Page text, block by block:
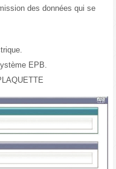
des données qui se
EPB.